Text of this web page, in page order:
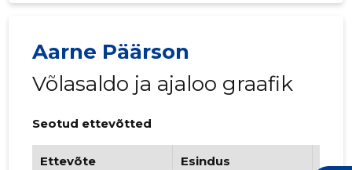
Aarne Päärson
Võlasaldo ja ajaloo graafik
Seotud ettevõtted
Ettevõte
Esindus